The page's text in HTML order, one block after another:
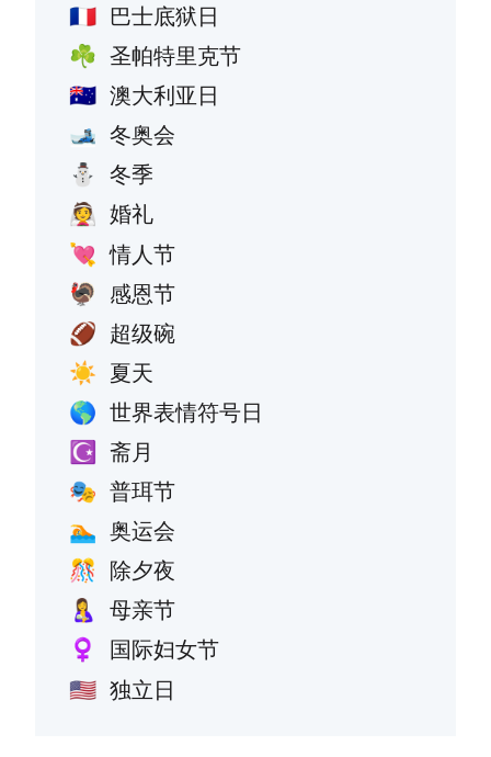
🇫🇷 巴士底狱日
☘️ 圣帕特里克节
🇦🇺 澳大利亚日
🎿 冬奥会
⛄ 冬季
👰 婚礼
💘 情人节
🦃 感恩节
🏈 超级碗
☀️ 夏天
🌎 世界表情符号日
☪️ 斋月
🎭 普珥节
🏊 奥运会
🎊 除夕夜
🤱 母亲节
♀️ 国际妇女节
🇺🇸 独立日